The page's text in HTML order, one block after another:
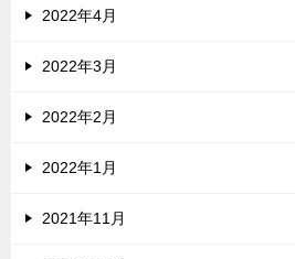
2022年4月
2022年3月
2022年2月
2022年1月
2021年11月